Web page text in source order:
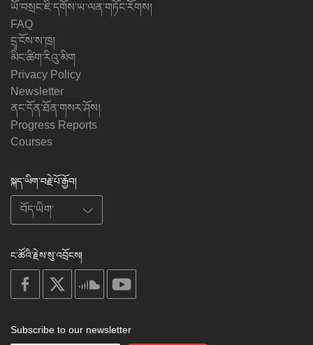
ཡོ་བསྲང་ཇི་དགོས་ཡ་ལན་གཏོང་རོགས།
FAQ
དྲྭ་ངོས་ས་ཁྲ།
མིང་ཚིག་རིའུ་མིག
Privacy Policy
Newsletter
ནང་དོན་ཐོན་གསར་ཤོས།
Progress Reports
Courses
སྐད་ཡིག་བརྗེ་པོ་རྒྱོབ།
ང་ཚོའི་རྗེས་སུ་འབྲོངས།
on
facebook
soundcloud
Subscribe to our newsletter